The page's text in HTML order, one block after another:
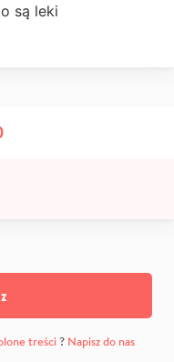
są leki
treści? Napisz do nas